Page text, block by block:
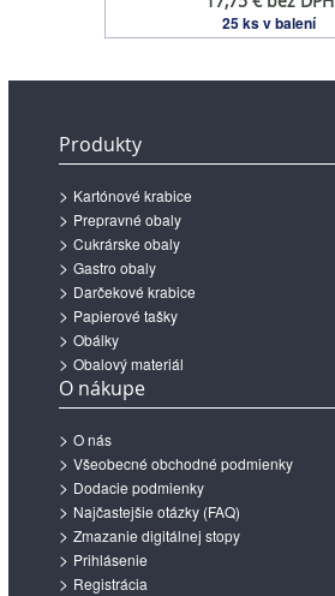
25 ks v balení
Produkty
Kartónové krabice
Prepravné obaly
Cukrárske obaly
Gastro obaly
Darčekové krabice
Papierové tašky
Obálky
Obalový materiál
O nákupe
O nás
Všeobecné obchodné podmienky
Dodacie podmienky
Najčastejšie otázky (FAQ)
Zmazanie digitálnej stopy
Prihlásenie
Registrácia